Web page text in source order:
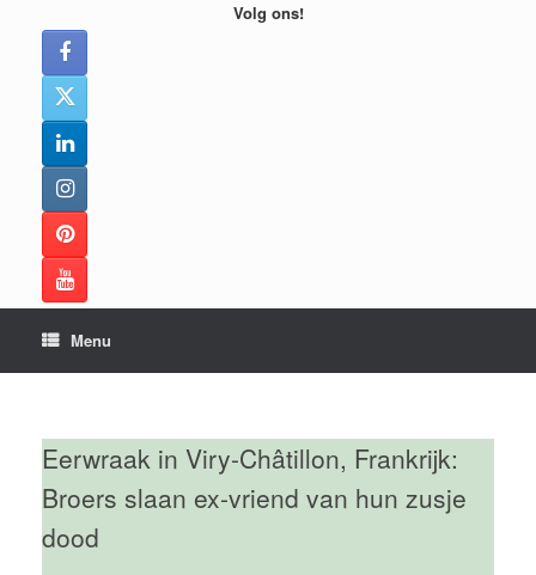
Volg ons!
Menu
Eerwraak in Viry-Châtillon, Frankrijk:
Broers slaan ex-vriend van hun zusje
dood